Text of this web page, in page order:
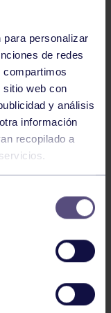
personalizar
de redes
sitio web con
y análisis
información
recopilado a
AL